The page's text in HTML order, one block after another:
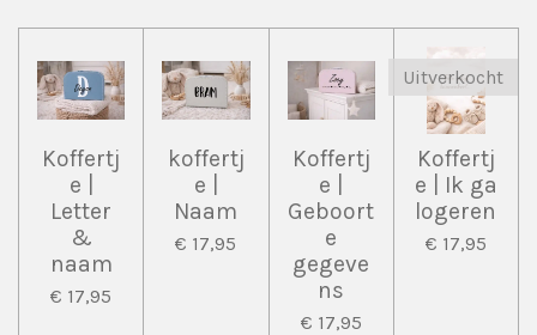
Koffertj
e |
Letter
&
naam
€ 17,95
koffertj
e |
Naam
€ 17,95
Koffertj
e |
Geboort
e
gegeve
ns
€ 17,95
Uitverkocht
Koffertj
e | Ik ga
logeren
€ 17,95